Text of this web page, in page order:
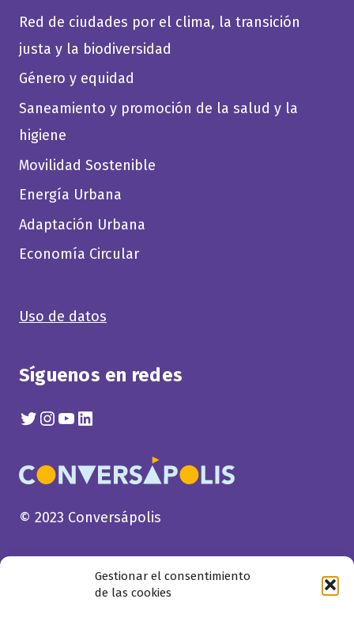
Gestionar el consentimiento
de las cookies
Red de ciudades por el clima, la transición
justa y la biodiversidad
Género y equidad
Saneamiento y promoción de la salud y la
higiene
Movilidad Sostenible
Energía Urbana
Adaptación Urbana
Economía Circular
Uso de datos
Síguenos en redes
Twitter
Instagram
YouTube
Linkedin
© 2023 Conversápolis